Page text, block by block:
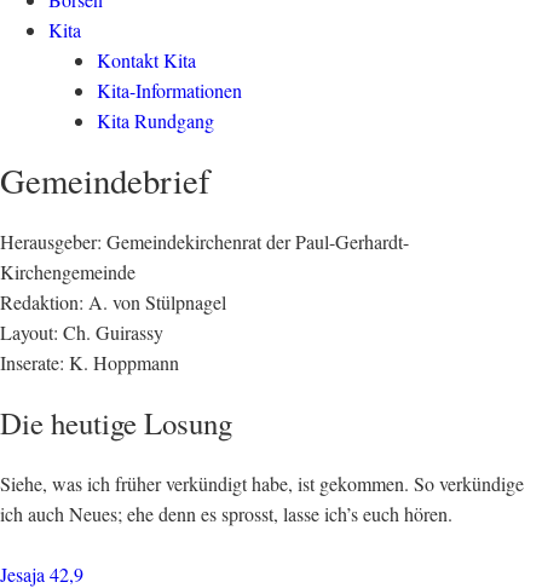
Kita
Kontakt Kita
Kita-Informationen
Kita Rundgang
Gemeindebrief
Herausgeber: Gemeindekirchenrat der Paul-Gerhardt-
Kirchengemeinde
Redaktion: A. von Stülpnagel
Layout: Ch. Guirassy
Inserate: K. Hoppmann
Die heutige Losung
Siehe, was ich früher verkündigt habe, ist gekommen. So verkündige
ich auch Neues; ehe denn es sprosst, lasse ich’s euch hören.
Jesaja 42,9